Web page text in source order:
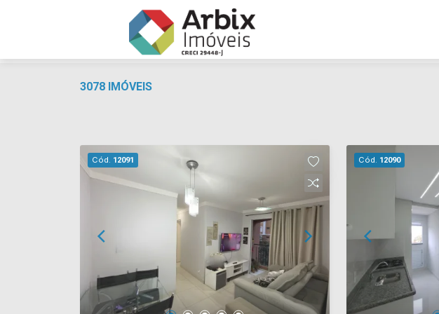
3078 IMÓVEIS
Cód. 12091 Cód. 12090